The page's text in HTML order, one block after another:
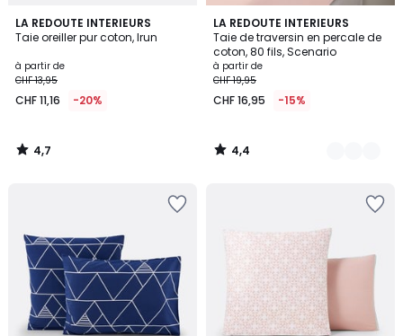
LA REDOUTE INTERIEURS
Taie oreiller pur coton, Irun
à partir de
CHF 13,95
CHF 11,16 -20%
4,7
/ 5
4,7
/
LA REDOUTE INTERIEURS
Taie de traversin en percale de
coton, 80 fils, Scenario
à partir de
CHF 19,95
CHF 16,95 -15%
4,4
/ 5
20
Couleurs
4,4
/